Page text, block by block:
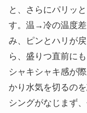
と、さらにパリッ
す。温→冷の温度
み、ピンとハリが
ら、盛りつ直前に
シャキシャキ感が
かり水気を切るの
シングがなじまず